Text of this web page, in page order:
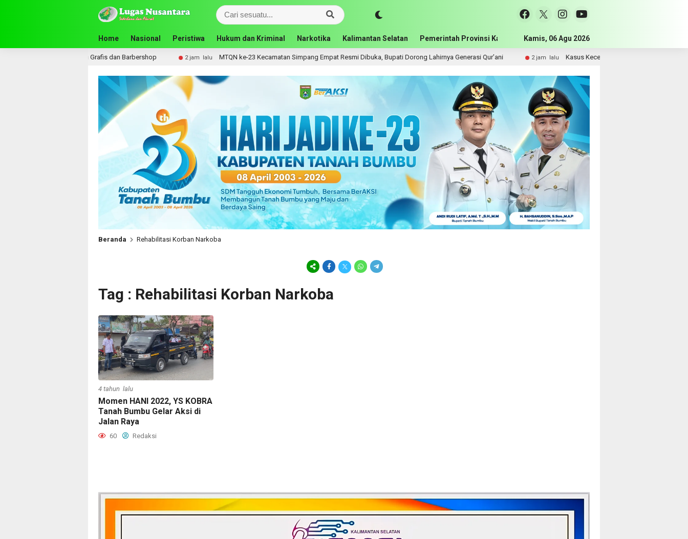
Home Nasional Peristiwa Hukum dan Kriminal Narkotika Kalimantan Selatan Pemerintah Provinsi Kalimantan Selatan Pemerintah Kabupaten Tanah
Kamis, 06 Agu 2026
Desain Grafis dan Barbershop 2 jam lalu MTQN ke-23 Kecamatan Simpang Empat Resmi Dibuka, Bupati Dorong Lahirnya Generasi Qur’ani 2 jam lalu Kasus Kecelakaan Maut di Mantewe Masih Diselidiki,
Beranda Rehabilitasi Korban Narkoba
Tag : Rehabilitasi Korban Narkoba
4 tahun lalu
Momen HANI 2022, YS KOBRA
Tanah Bumbu Gelar Aksi di
Jalan Raya
60 Redaksi